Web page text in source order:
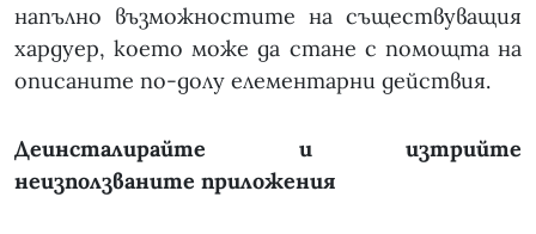
напълно възможностите на съществуващия
хардуер, което може да стане с помощта на
описаните по-долу елементарни действия.
Деинсталирайте и изтрийте
неизползваните приложения